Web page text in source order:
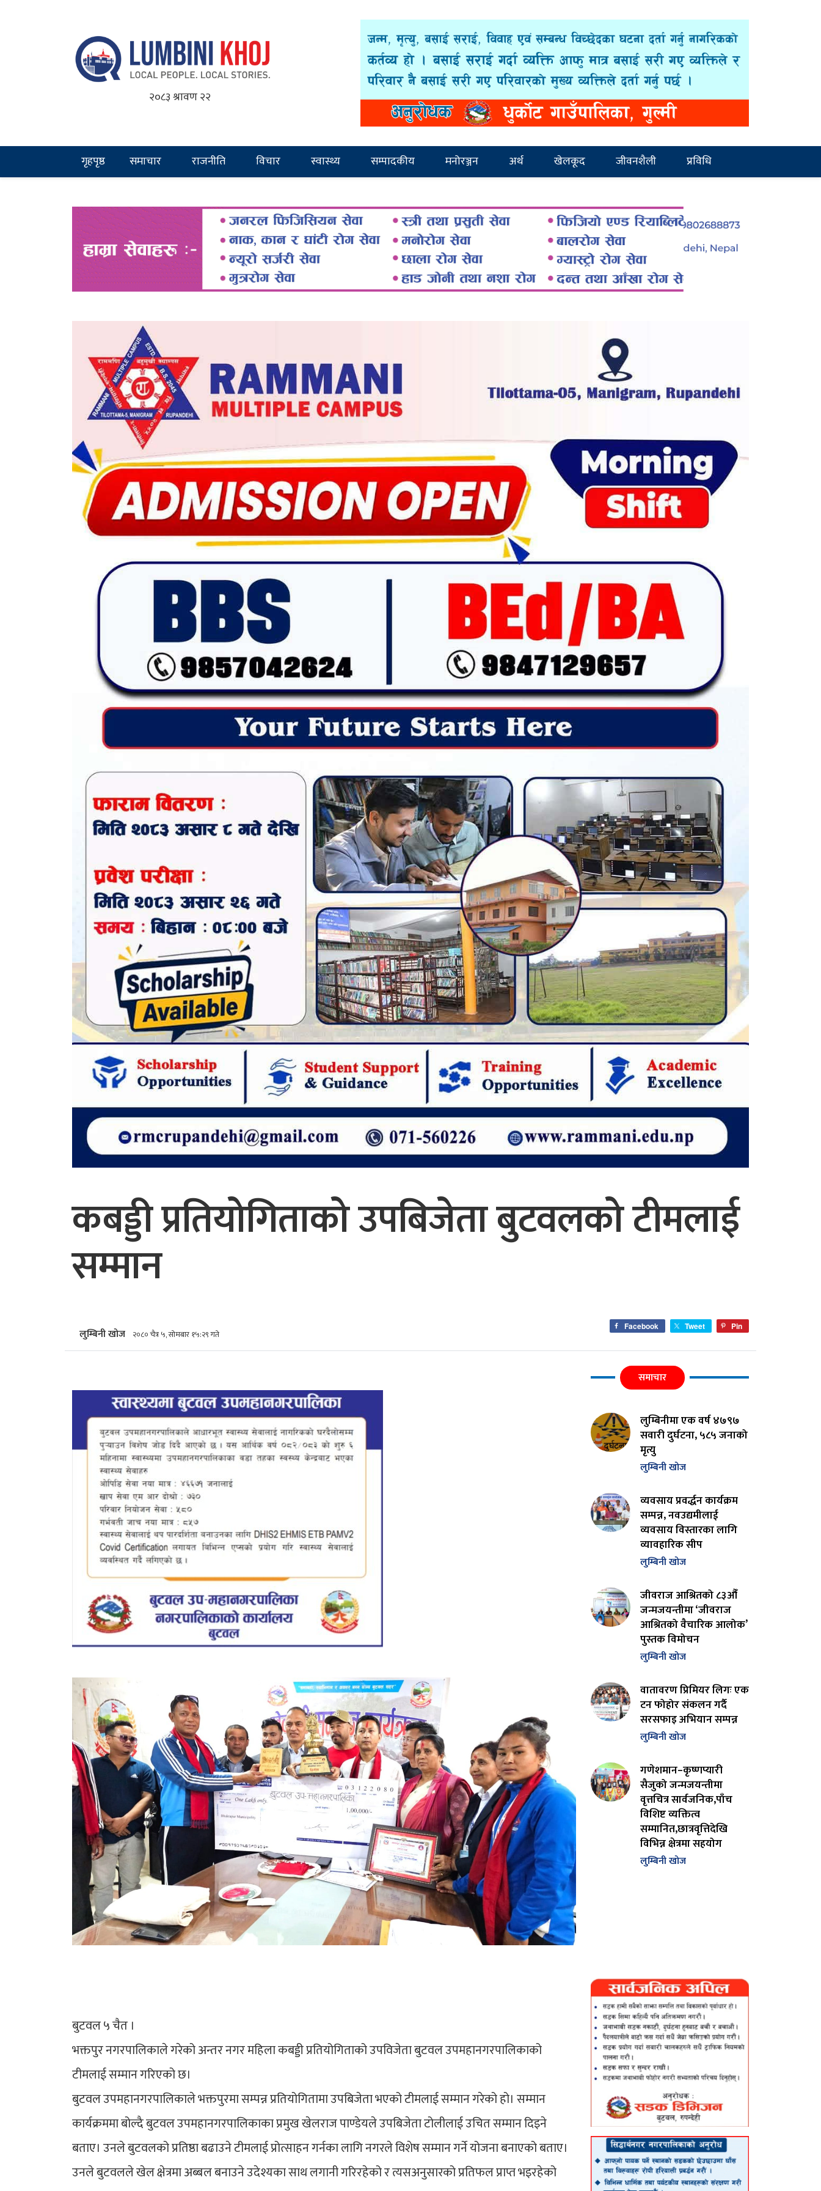
२०८३ श्रावण २२
गृहपृष्ठ समाचार राजनीति विचार स्वास्थ्य सम्पादकीय मनोरञ्जन अर्थ खेलकूद जीवनशैली प्रविधि
कबड्डी प्रतियोगिताको उपबिजेता बुटवलको टीमलाई
सम्मान
लुम्बिनी खोज २०८० चैत्र ५, सोमबार १५:२९ गते
Facebook Tweet Pin
बुटवल ५ चैत ।
भक्तपुर नगरपालिकाले गरेको अन्तर नगर महिला कबड्डी प्रतियोगिताको उपविजेता बुटवल उपमहानगरपालिकाको
टीमलाई सम्मान गरिएको छ।
बुटवल उपमहानगरपालिकाले भक्तपुरमा सम्पन्न प्रतियोगितामा उपबिजेता भएको टीमलाई सम्मान गरेको हो। सम्मान
कार्यक्रममा बोल्दै बुटवल उपमहानगरपालिकाका प्रमुख खेलराज पाण्डेयले उपबिजेता टोलीलाई उचित सम्मान दिइने
बताए। उनले बुटवलको प्रतिष्ठा बढाउने टीमलाई प्रोत्साहन गर्नका लागि नगरले विशेष सम्मान गर्ने योजना बनाएको बताए।
उनले बुटवलले खेल क्षेत्रमा अब्बल बनाउने उदेश्यका साथ लगानी गरिरहेको र त्यसअनुसारको प्रतिफल प्राप्त भइरहेको
समाचार
लुम्बिनीमा एक वर्ष ४७९७
सवारी दुर्घटना, ५८५ जनाको
मृत्यु
लुम्बिनी खोज
व्यवसाय प्रवर्द्धन कार्यक्रम
सम्पन्न, नवउद्यमीलाई
व्यवसाय विस्तारका लागि
व्यावहारिक सीप
लुम्बिनी खोज
जीवराज आश्रितको ८३औँ
जन्मजयन्तीमा ‘जीवराज
आश्रितको वैचारिक आलोक’
पुस्तक विमोचन
लुम्बिनी खोज
वातावरण प्रिमियर लिगः एक
टन फोहोर संकलन गर्दै
सरसफाइ अभियान सम्पन्न
लुम्बिनी खोज
गणेशमान–कृष्णप्यारी
सैजुको जन्मजयन्तीमा
वृत्तचित्र सार्वजनिक,पाँच
विशिष्ट व्यक्तित्व
सम्मानित,छात्रवृत्तिदेखि
विभिन्न क्षेत्रमा सहयोग
लुम्बिनी खोज